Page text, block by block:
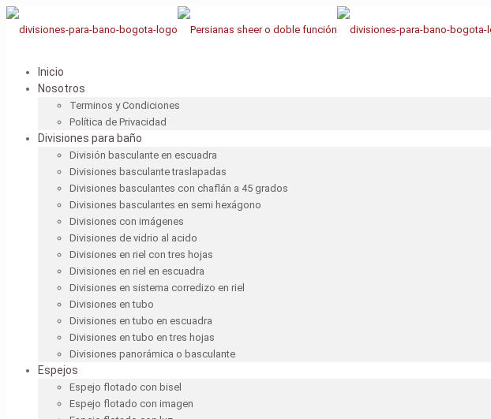
Inicio
Nosotros
Terminos y Condiciones
Política de Privacidad
Divisiones para baño
División basculante en escuadra
Divisiones basculante traslapadas
Divisiones basculantes con chaflán a 45 grados
Divisiones basculantes en semi hexágono
Divisiones con imágenes
Divisiones de vidrio al acido
Divisiones en riel con tres hojas
Divisiones en riel en escuadra
Divisiones en sistema corredizo en riel
Divisiones en tubo
Divisiones en tubo en escuadra
Divisiones en tubo en tres hojas
Divisiones panorámica o basculante
Espejos
Espejo flotado con bisel
Espejo flotado con imagen